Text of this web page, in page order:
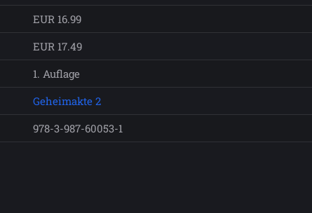
EUR 16.99
EUR 17.49
1. Auflage
Geheimakte 2
978-3-987-60053-1